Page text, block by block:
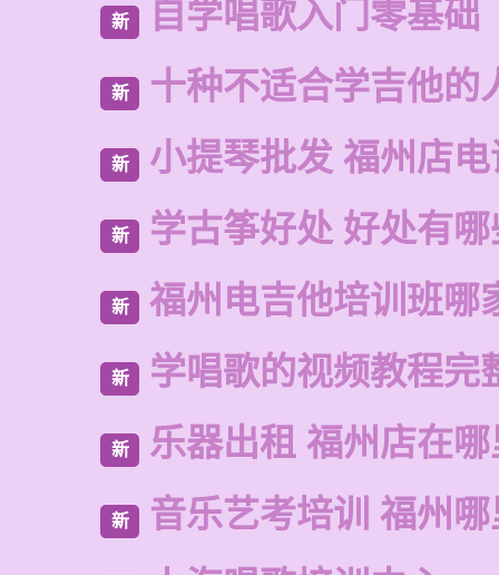
新 自学唱歌入门零基础
新 十种不适合学吉他的
新 小提琴批发 福州店
新 学古筝好处 好处有哪
新 福州电吉他培训班哪
新 学唱歌的视频教程完
新 乐器出租 福州店在
新 音乐艺考培训 福州